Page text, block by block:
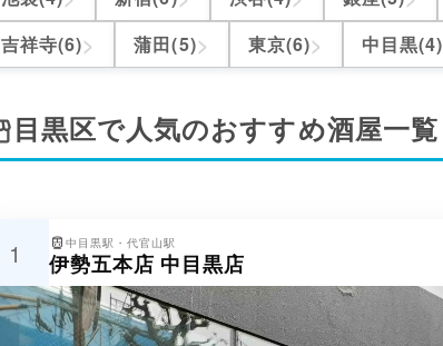
吉祥寺(6)> 蒲田(5)> 東京(6)> 中目黒(4)
目黒区で人気のおすすめ酒屋一覧
1 中目黒駅・代官山駅
伊勢五本店 中目黒店